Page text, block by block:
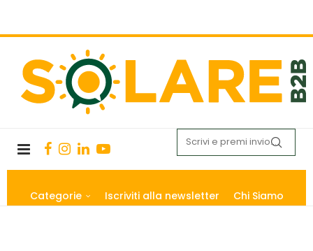
Categorie Iscriviti alla newsletter Chi Siamo